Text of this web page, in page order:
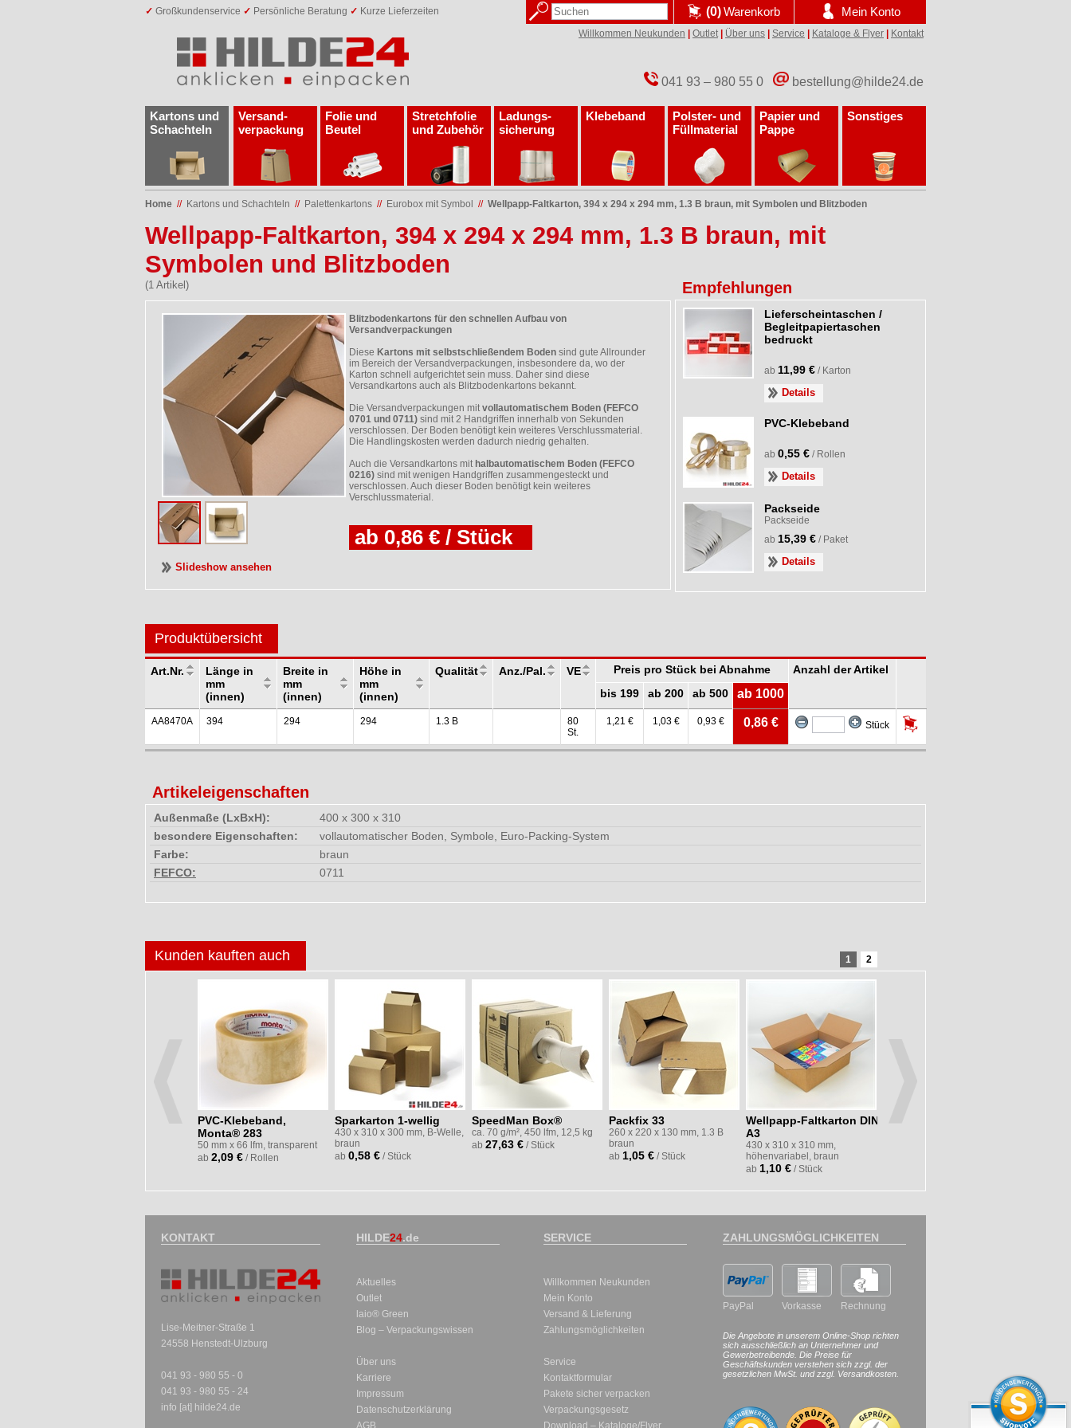
✓ Großkundenservice ✓ Persönliche Beratung ✓ Kurze Lieferzeiten
Willkommen Neukunden Outlet Über uns Service Kataloge & Flyer Kontakt
041 93 – 980 55 0 bestellung@hilde24.de
(0)Warenkorb Mein Konto
Kartons und
Schachteln
Versand­
verpackung
Folie und
Beutel
Stretchfolie
und Zubehör
Ladungs­
sicherung
Klebeband
Polster- und
Füllmaterial
Papier und
Pappe
Sonstiges
Home // Kartons und Schachteln // Palettenkartons // Eurobox mit Symbol // Wellpapp-Faltkarton, 394 x 294 x 294 mm, 1.3 B braun, mit Symbolen und Blitzboden
Wellpapp-Faltkarton, 394 x 294 x 294 mm, 1.3 B braun, mit
Symbolen und Blitzboden
(1 Artikel)
Slideshow ansehen
Blitzbodenkartons für den schnellen Aufbau von
Versandverpackungen
Diese Kartons mit selbstschließendem Boden sind gute Allrounder
im Bereich der Versandverpackungen, insbesondere da, wo der
Karton schnell aufgerichtet sein muss. Daher sind diese
Versandkartons auch als Blitzbodenkartons bekannt.
Die Versandverpackungen mitvollautomatischem Boden (FEFCO
0701 und 0711) sind mit 2 Handgriffen innerhalb von Sekunden
verschlossen. Der Boden benötigt kein weiteres Verschlussmaterial.
Die Handlingskosten werden dadurch niedrig gehalten.
Auch die Versandkartons mit halbautomatischem Boden (FEFCO
0216) sind mit wenigen Handgriffen zusammengesteckt und
verschlossen. Auch dieser Boden benötigt kein weiteres
Verschlussmaterial.
ab 0,86 € / Stück
Empfehlungen
Lieferscheintaschen /
Begleitpapiertaschen
bedruckt
ab 11,99 € / Karton
Details
PVC-Klebeband
ab 0,55 € / Rollen
Details
Packseide
Packseide
ab 15,39 € / Paket
Details
Produktübersicht
Art.Nr.
Länge in
mm
(innen)
Breite in
mm
(innen)
Höhe in
mm
(innen)
Qualität Anz./Pal. VE Preis pro Stück bei Abnahme
Anzahl der Artikel
bis 199
ab 200 ab 500 ab 1000
AA8470A 394 294 294 1.3 B
80
St.
1,21 € 1,03 € 0,93 € 0,86 € Stück
Artikeleigenschaften
Außenmaße (LxBxH):
400 x 300 x 310
besondere Eigenschaften:
vollautomatischer Boden, Symbole, Euro-Packing-System
Farbe:
braun
FEFCO:
0711
Kunden kauften auch
PVC-Klebeband,
Monta® 283
50 mm x 66 lfm, transparent
ab 2,09 € / Rollen
Sparkarton 1-wellig
430 x 310 x 300 mm, B-Welle,
braun
ab 0,58 € / Stück
SpeedMan Box®
ca. 70 g/m², 450 lfm, 12,5 kg
ab 27,63 € / Stück
Packfix 33
260 x 220 x 130 mm, 1.3 B
braun
ab 1,05 € / Stück
Wellpapp-Faltkarton DIN
A3
430 x 310 x 310 mm,
höhenvariabel, braun
ab 1,10 € / Stück
1 2
KONTAKT
Lise-Meitner-Straße 1
24558 Henstedt-Ulzburg
041 93 - 980 55 - 0
041 93 - 980 55 - 24
info [at] hilde24.de
HILDE24.de
Aktuelles
Outlet
laio® Green
Blog – Verpackungswissen
Über uns
Karriere
Impressum
Datenschutzerklärung
AGB
SERVICE
Willkommen Neukunden
Mein Konto
Versand & Lieferung
Zahlungsmöglichkeiten
Service
Kontaktformular
Pakete sicher verpacken
Verpackungsgesetz
Download – Kataloge/Flyer
ZAHLUNGSMÖGLICHKEITEN
PayPal Vorkasse Rechnung
Die Angebote in unserem Online-Shop richten
sich ausschließlich an Unternehmer und
Gewerbetreibende. Die Preise für
Geschäftskunden verstehen sich zzgl. der
gesetzlichen MwSt. und zzgl. Versandkosten.